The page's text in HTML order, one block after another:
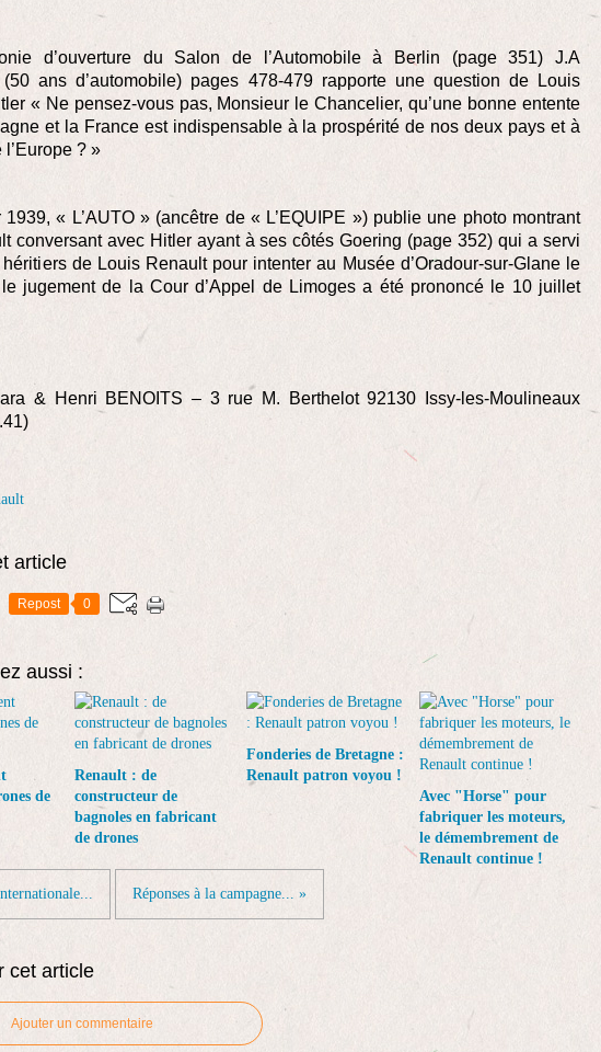
d’ouverture du Salon de l’Automobile à Berlin (page 351) J.A
(50 ans d’automobile) pages 478-479 rapporte une question de Louis
« Ne pensez-vous pas, Monsieur le Chancelier, qu’une bonne entente
et la France est indispensable à la prospérité de nos deux pays et à
l’Europe ? »
1939, « L’AUTO » (ancêtre de « L’EQUIPE ») publie une photo montrant
conversant avec Hitler ayant à ses côtés Goering (page 352) qui a servi
de Louis Renault pour intenter au Musée d’Oradour-sur-Glane le
jugement de la Cour d’Appel de Limoges a été prononcé le 10 juillet
& Henri BENOITS – 3 rue M. Berthelot 92130 Issy-les-Moulineaux
article
Repost 0
aussi :
de
Renault : de
constructeur de
bagnoles en fabricant
de drones
Fonderies de Bretagne :
Renault patron voyou !
Avec "Horse" pour
fabriquer les moteurs,
le démembrement de
Renault continue !
Réponses à la campagne... »
cet article
Ajouter un commentaire